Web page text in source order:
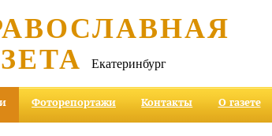
Екатеринбург
Фоторепортажи Контакты О газете